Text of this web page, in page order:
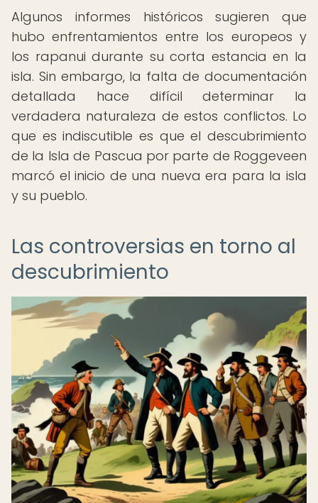
Algunos informes históricos sugieren que
hubo enfrentamientos entre los europeos y
los rapanui durante su corta estancia en la
isla. Sin embargo, la falta de documentación
detallada hace difícil determinar la
verdadera naturaleza de estos conflictos. Lo
que es indiscutible es que el descubrimiento
de la Isla de Pascua por parte de Roggeveen
marcó el inicio de una nueva era para la isla
y su pueblo.
Las controversias en torno al
descubrimiento